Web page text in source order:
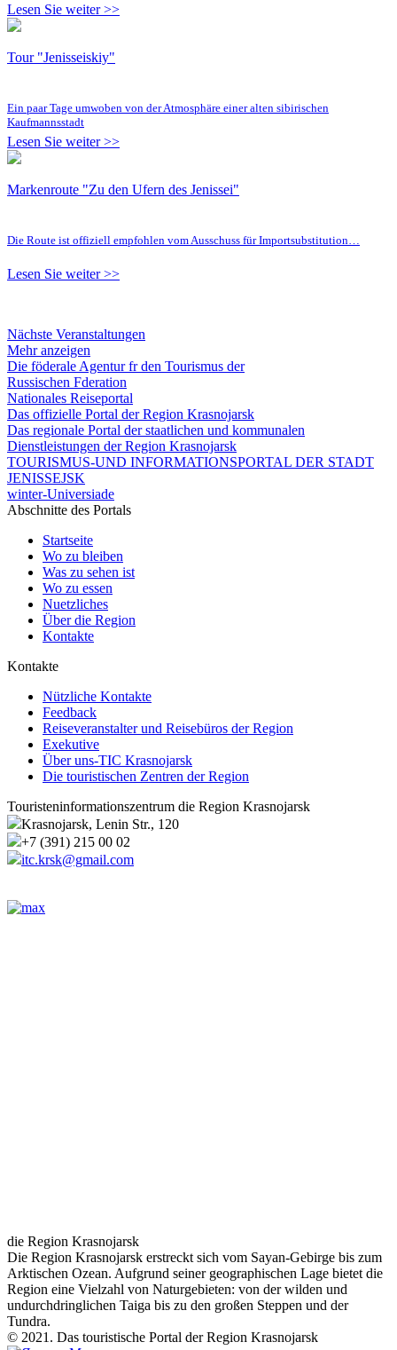
Lesen Sie weiter >>
Tour "Jenisseiskiy"
Ein paar Tage umwoben von der Atmosphäre einer alten sibirischen
Kaufmannsstadt
Lesen Sie weiter >>
Markenroute "Zu den Ufern des Jenissei"
Die Route ist offiziell empfohlen vom Ausschuss für Importsubstitution…
Lesen Sie weiter >>
Nächste Veranstaltungen
Mehr anzeigen
Die föderale Agentur fr den Tourismus der
Russischen Fderation
Nationales Reiseportal
Das offizielle Portal der Region Krasnojarsk
Das regionale Portal der staatlichen und kommunalen
Dienstleistungen der Region Krasnojarsk
TOURISMUS-UND INFORMATIONSPORTAL DER STADT
JENISSEJSK
winter-Universiade
Abschnitte des Portals
Startseite
Wo zu bleiben
Was zu sehen ist
Wo zu essen
Nuetzliches
Über die Region
Kontakte
Kontakte
Nützliche Kontakte
Feedback
Reiseveranstalter und Reisebüros der Region
Exekutive
Über uns-TIC Krasnojarsk
Die touristischen Zentren der Region
Touristeninformationszentrum die Region Krasnojarsk
Krasnojarsk, Lenin Str., 120
+7 (391) 215 00 02
itc.krsk@gmail.com
die Region Krasnojarsk
Die Region Krasnojarsk erstreckt sich vom Sayan-Gebirge bis zum
Arktischen Ozean. Aufgrund seiner geographischen Lage bietet die
Region eine Vielzahl von Naturgebieten: von der wilden und
undurchdringlichen Taiga bis zu den großen Steppen und der
Tundra.
© 2021. Das touristische Portal der Region Krasnojarsk